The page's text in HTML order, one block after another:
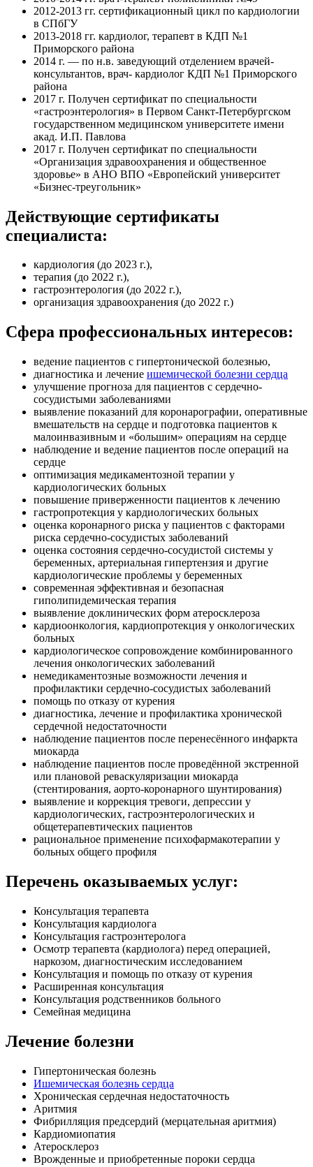
2012-2013 гг. сертификационный цикл по кардиологии
в СПбГУ
2013-2018 гг. кардиолог, терапевт в КДП №1
Приморского района
2014 г. — по н.в. заведующий отделением врачей-
консультантов, врач- кардиолог КДП №1 Приморского
района
2017 г. Получен сертификат по специальности
«гастроэнтерология» в Первом Санкт-Петербургском
государственном медицинском университете имени
акад. И.П. Павлова
2017 г. Получен сертификат по специальности
«Организация здравоохранения и общественное
здоровье» в АНО ВПО «Европейский университет
«Бизнес-треугольник»
Действующие сертификаты
специалиста:
кардиология (до 2023 г.),
терапия (до 2022 г.),
гастроэнтерология (до 2022 г.),
организация здравоохранения (до 2022 г.)
Сфера профессиональных интересов:
ведение пациентов с гипертонической болезнью,
диагностика и лечение ишемической болезни сердца
улучшение прогноза для пациентов с сердечно-
сосудистыми заболеваниями
выявление показаний для коронарографии, оперативные
вмешательств на сердце и подготовка пациентов к
малоинвазивным и «большим» операциям на сердце
наблюдение и ведение пациентов после операций на
сердце
оптимизация медикаментозной терапии у
кардиологических больных
повышение приверженности пациентов к лечению
гастропротекция у кардиологических больных
оценка коронарного риска у пациентов с факторами
риска сердечно-сосудистых заболеваний
оценка состояния сердечно-сосудистой системы у
беременных, артериальная гипертензия и другие
кардиологические проблемы у беременных
современная эффективная и безопасная
гиполипидемическая терапия
выявление доклинических форм атеросклероза
кардиоонкология, кардиопротекция у онкологических
больных
кардиологическое сопровождение комбинированного
лечения онкологических заболеваний
немедикаментозные возможности лечения и
профилактики сердечно-сосудистых заболеваний
помощь по отказу от курения
диагностика, лечение и профилактика хронической
сердечной недостаточности
наблюдение пациентов после перенесённого инфаркта
миокарда
наблюдение пациентов после проведённой экстренной
или плановой реваскуляризации миокарда
(стентирования, аорто-коронарного шунтирования)
выявление и коррекция тревоги, депрессии у
кардиологических, гастроэнтерологических и
общетерапевтических пациентов
рациональное применение психофармакотерапии у
больных общего профиля
Перечень оказываемых услуг:
Консультация терапевта
Консультация кардиолога
Консультация гастроэнтеролога
Осмотр терапевта (кардиолога) перед операцией,
наркозом, диагностическим исследованием
Консультация и помощь по отказу от курения
Расширенная консультация
Консультация родственников больного
Семейная медицина
Лечение болезни
Гипертоническая болезнь
Ишемическая болезнь сердца
Хроническая сердечная недостаточность
Аритмия
Фибрилляция предсердий (мерцательная аритмия)
Кардиомиопатия
Атеросклероз
Врожденные и приобретенные пороки сердца